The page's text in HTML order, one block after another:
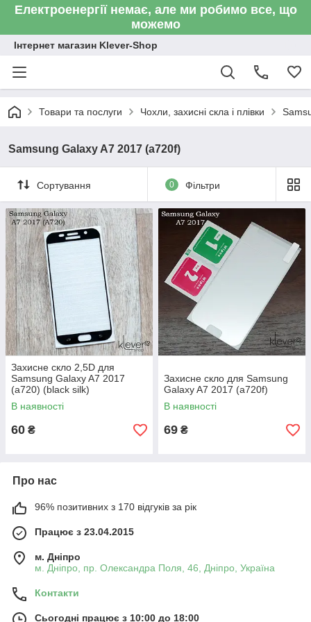
Електроенергії немає, але ми робимо все, що
можемо
Інтернет магазин Klever-Shop
Товари та послуги Чохли, захисні скла і плівки
Samsung Galaxy A7 2017 (a720f)
Сортування 0 Фільтри
Захисне скло 2,5D для
Samsung Galaxy A7 2017
(a720) (black silk)
В наявності
60 ₴
Захисне скло для Samsung
Galaxy A7 2017 (a720f)
В наявності
69 ₴
Про нас
96% позитивних з 170 відгуків за рік
Працює з 23.04.2015
м. Дніпро
м. Дніпро, пр. Олександра Поля, 46, Дніпро, Україна
Контакти
Сьогодні працює з 10:00 до 18:00